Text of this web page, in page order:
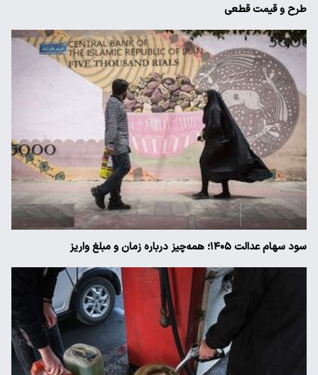
طرح و قیمت قطعی
سود سهام عدالت ۱۴۰۵؛ همه‌چیز درباره زمان و مبلغ واریز